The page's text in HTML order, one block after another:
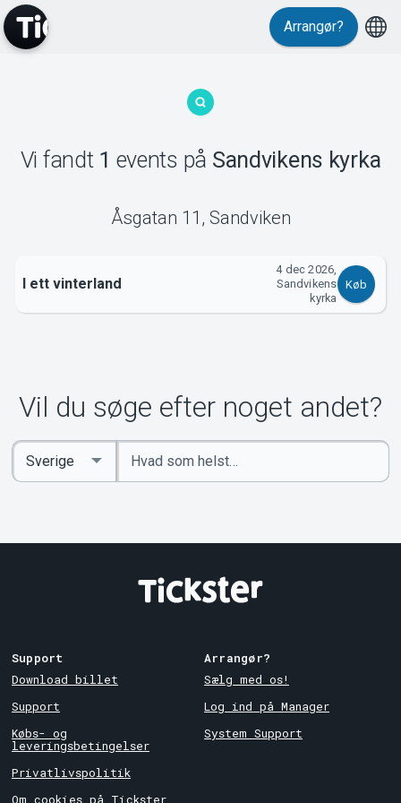
MyTickster
Om Tickster
Arrangør?
Vi fandt 1 events på Sandvikens kyrka
Åsgatan 11 , Sandviken
I ett vinterland
4 dec 2026,
Sandvikens
kyrka
Køb
Vil du søge efter noget andet?
Indtast
søgeord
Select
Country
Support
Download billet
Support
Købs- og
leveringsbetingelser
Privatlivspolitik
Om cookies på Tickster
Arrangør?
Sælg med os!
Log ind på Manager
System Support